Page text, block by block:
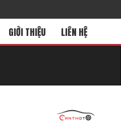
GIỚI THIỆU LIÊN HỆ